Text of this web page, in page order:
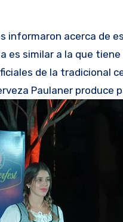
informaron acerca de
es similar a la que
de la tradicional
Paulaner produce